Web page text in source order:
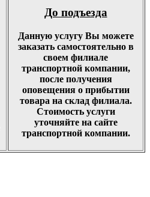
До подъезда
Данную услугу Вы можете
заказать самостоятельно в
своем филиале
транспортной компании,
после получения
оповещения о прибытии
товара на склад филиала.
Стоимость услуги
уточняйте на сайте
транспортной компании.